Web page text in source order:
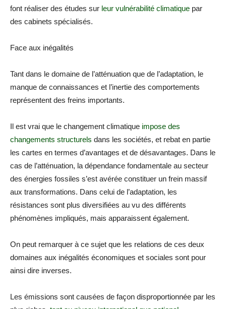
font réaliser des études sur leur vulnérabilité climatique par
des cabinets spécialisés.
Face aux inégalités
Tant dans le domaine de l’atténuation que de l’adaptation, le
manque de connaissances et l’inertie des comportements
représentent des freins importants.
Il est vrai que le changement climatique impose des
changements structurels dans les sociétés, et rebat en partie
les cartes en termes d’avantages et de désavantages. Dans le
cas de l’atténuation, la dépendance fondamentale au secteur
des énergies fossiles s’est avérée constituer un frein massif
aux transformations. Dans celui de l’adaptation, les
résistances sont plus diversifiées au vu des différents
phénomènes impliqués, mais apparaissent également.
On peut remarquer à ce sujet que les relations de ces deux
domaines aux inégalités économiques et sociales sont pour
ainsi dire inverses.
Les émissions sont causées de façon disproportionnée par les